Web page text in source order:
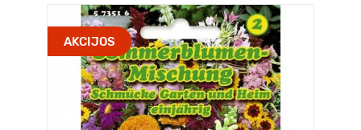
AKCIJOS